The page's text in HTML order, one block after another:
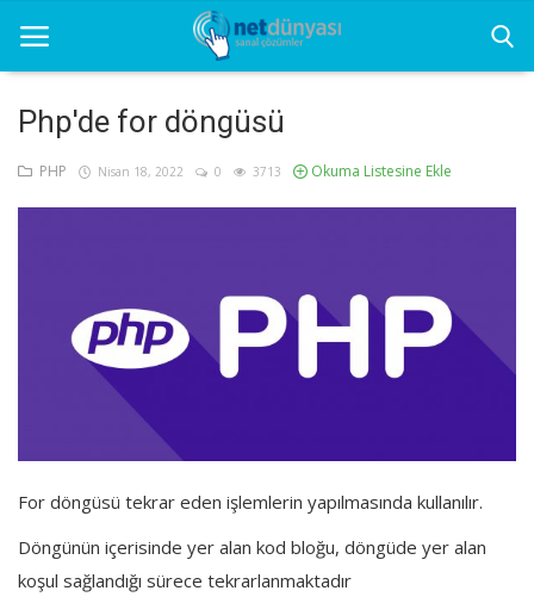
Ana Sayfa
Giriş
Php'de for döngüsü
PHP Nisan 18, 2022 0 3713 Okuma Listesine Ekle
For döngüsü tekrar eden işlemlerin yapılmasında kullanılır.
Döngünün içerisinde yer alan kod bloğu, döngüde yer alan
koşul sağlandığı sürece tekrarlanmaktadır